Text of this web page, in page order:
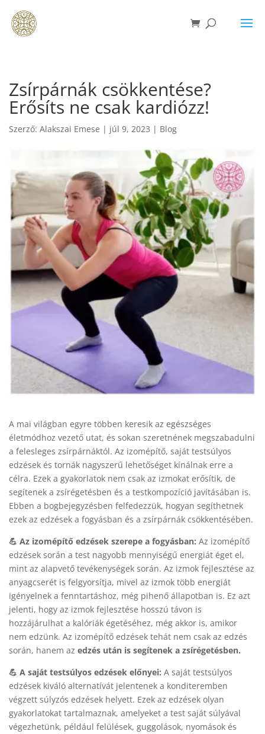
Zsírpárnák csökkentése?
Erősíts ne csak kardiózz!
Szerző: Alakszai Emese | júl 9, 2023 | Blog
A mai világban egyre többen keresik az egészséges
életmódhoz vezető utat, és sokan szeretnének megszabadulni
a felesleges zsírpárnáktól. Az izomépítő, saját testsúlyos
edzések és tornák nagyszerű lehetőséget kínálnak erre a
célra. Ezek a gyakorlatok nem csak az izmokat erősítik, de
segítenek a zsírégetésben és a testkompozíció javításában is.
Ebben a bogbejegyzésben felfedezzük, hogyan segíthetnek
ezek az edzések a fogyásban és a zsírpárnák csökkentésében.
💪 Az izomépítő edzések szerepe a fogyásban: Az izomépítő
edzések során a test nagyobb mennyiségű energiát éget el,
mint az alapvető tevékenységek során. Az izmok fejlesztése az
anyagcserét is felgyorsítja, mivel az izmok több energiát
igényelnek a fenntartáshoz, még pihenő állapotban is. Ez azt
jelenti, hogy az izmok fejlesztése hosszú távon is
hozzájárulhat a kalóriák égetéséhez, még akkor is, amikor
nem edzünk. Az izomépítő edzések tehát nem csak az edzés
során, hanem az edzés után is segítenek a zsírégetésben.
💪 A saját testsúlyos edzések előnyei: A saját testsúlyos
edzések kiváló alternatívát jelentenek a konditeremben
végzett súlyzós edzések helyett. Ezek az edzések olyan
gyakorlatokat tartalmaznak, amelyeket a test saját súlyával
végezhetünk, például felülések, guggolások, nyomások és